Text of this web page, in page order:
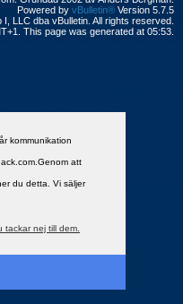
kommunikation
att
du detta. Vi säljer
tackar nej till dem.
Powered by vBulletin® Version 5.7.5
LLC dba vBulletin. All rights reserved.
This page was generated at 05:53.